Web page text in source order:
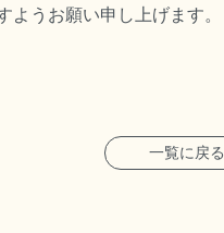
ようお願い申し上げます。
一覧に戻る